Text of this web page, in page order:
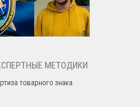
МЕТОДИКИ
товарного знака